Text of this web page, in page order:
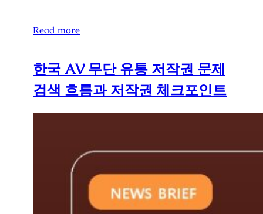
Read more
한국 AV 무단 유통 저작권 문제
검색 흐름과 저작권 체크포인트